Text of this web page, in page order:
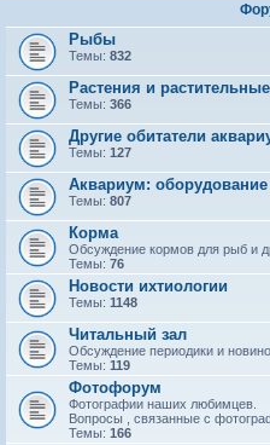
Рыбы
Темы: 832
Растения и
Темы: 366
Другие обитатели
Темы: 127
Аквариум:
Темы: 807
Корма
Обсуждение кормов для рыб и
Темы: 76
Новости ихтиологии
Темы: 1148
Читальный зал
Обсуждение периодики и
Темы: 119
Фотофорум
Фотографии наших любимцев.
Вопросы , связанные с
Темы: 166